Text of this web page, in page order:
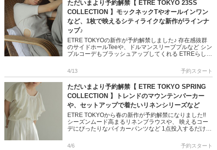
ただいまより予約解禁【 ETRE TOKYO 23SS
COLLECTION 】モックネックTやオールインワン
など、1枚で映えるシティライクな新作がラインナ
ップ♪
ETRE TOKYOの新作が予約解禁しました♪ 存在感抜群
のサイドホールTeeや、ドルマンスリーブプルなど シン
プルコーデもブラッシュアップしてくれる ETREらしい
くだ […]
4/13 予約スタート
ただいまより予約解禁【 ETRE TOKYO SPRING
COLLECTION 】トレンドのマウンテンパーカー
や、セットアップで着たいリネンシリーズなど
ETRE TOKYOから春の新作が予約解禁になりました!!
シーズンムード高まるリネンブラウスや、 映えるコー
デにぴったりなバイカーパンツなど 1点投入するだけで
是非チェ […]
4/6 予約スタート